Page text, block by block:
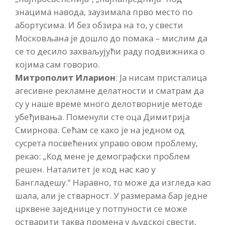
знацима навода, заузимала прво место по
абортусима. И без обзира на то, у свести
Московљана је дошло до помака – мислим да
се то десило захваљујући раду подвижника о
којима сам говорио.
Митрополит Иларион: Ја нисам присталица
агесивне рекламне делатности и сматрам да
су у наше време много делотворније методе
убеђивања. Поменули сте оца Димитрија
Смирнова. Сећам се како је на једном од
сусрета посвећених управо овом проблему,
рекао: „Код мене је демографски проблем
решен. Наталитет је код нас као у
Бангладешу.“ Наравно, то може да изгледа као
шала, али је стварност. У размерама бар једне
црквене заједнице у потпуности се може
остварити таква промена у људској свести,